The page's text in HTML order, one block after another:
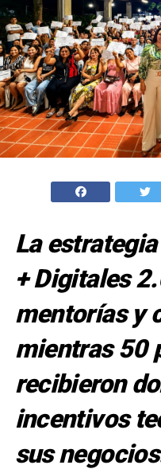
La
+ Digitales
mentorías y
mientras 50
recibieron
incentivos
sus